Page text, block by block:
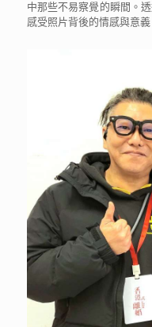
中那些不易察覺的瞬間。
感受照片背後的情感與意義